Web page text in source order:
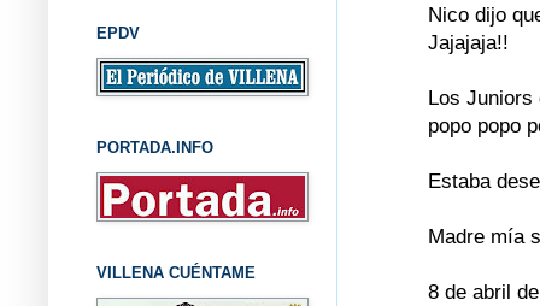
Nico dijo
Jajajaja!!
Los Juniors
popo popo
Estaba
Madre mía
8 de abril
EPDV
PORTADA.INFO
VILLENA CUÉNTAME